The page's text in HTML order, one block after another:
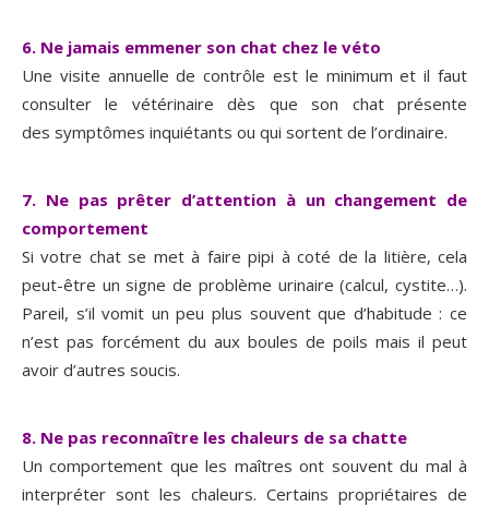
6. Ne jamais emmener son chat chez le véto
Une visite annuelle de contrôle est le minimum et il faut
consulter le vétérinaire dès que son chat présente
des symptômes inquiétants ou qui sortent de l’ordinaire.
7. Ne pas prêter d’attention à un changement de
comportement
Si votre chat se met à faire pipi à coté de la litière, cela
peut-être un signe de problème urinaire (calcul, cystite…).
Pareil, s’il vomit un peu plus souvent que d’habitude : ce
n’est pas forcément du aux boules de poils mais il peut
avoir d’autres soucis.
8. Ne pas reconnaître les chaleurs de sa chatte
Un comportement que les maîtres ont souvent du mal à
interpréter sont les chaleurs. Certains propriétaires de